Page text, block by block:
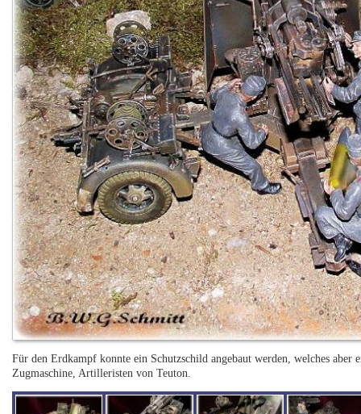
Für den Erdkampf konnte ein Schutzschild angebaut werden, welches
Zugmaschine, Artilleristen von Teuton.